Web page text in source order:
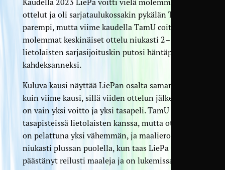
Kaudella 2023 LiePa voitti vielä molemmat
ottelut ja oli sarjataulukossakin pykälän TamUa
parempi, mutta viime kaudella TamU coitti
molemmat keskinäiset ottelu niukasti 2–1 ja
lietolaisten sarjasijoituskin putosi häntäpäähän
kahdeksanneksi.
Kuluva kausi näyttää LiePan osalta samanlaiselta
kuin viime kausi, sillä viiden ottelun jälkeen sillä
on vain yksi voitto ja yksi tasapeli. TamU toki on
tasapisteissä lietolaisten kanssa, mutta otteluita
on pelattuna yksi vähemmän, ja maalierokin on
niukasti plussan puolella, kun taas LiePa on
päästänyt reilusti maaleja ja on lukemissa 9–16.